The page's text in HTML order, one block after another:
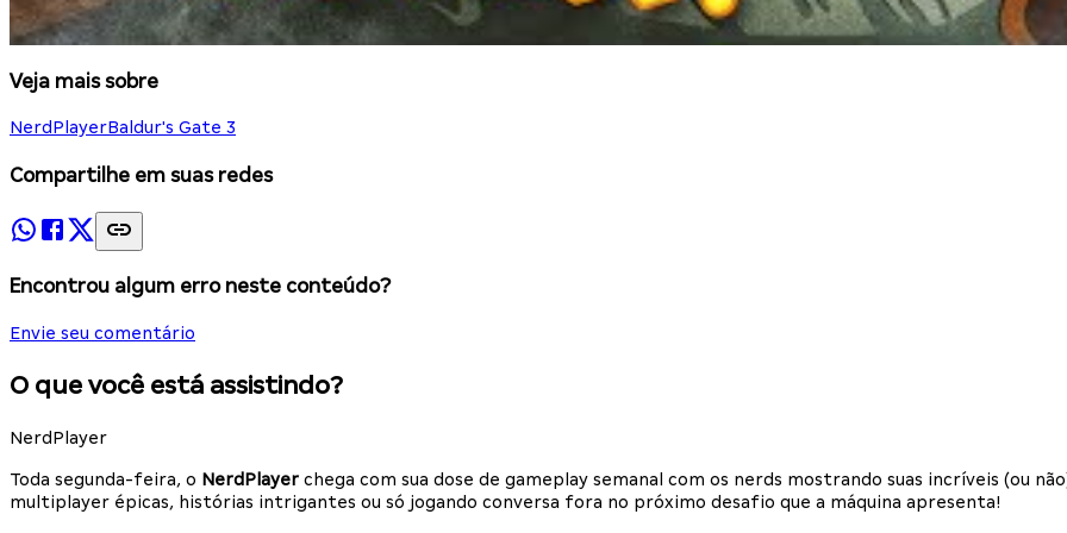
Veja mais sobre
NerdPlayerBaldur's Gate 3
Compartilhe em suas redes
Encontrou algum erro neste conteúdo?
Envie seu comentário
O que você está assistindo?
NerdPlayer
Toda segunda-feira, o NerdPlayer chega com sua dose de gameplay semanal com os nerds mostrando suas incríveis (ou
multiplayer épicas, histórias intrigantes ou só jogando conversa fora no próximo desafio que a máquina apresenta!